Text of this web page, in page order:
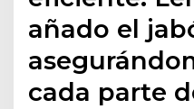
añado el
cada parte